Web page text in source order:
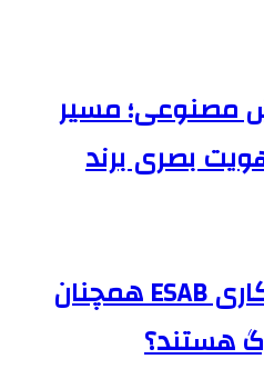
مصنوعی؛ مسیر
بصری برند
چرا محصولات جوشکاری ESAB همچنان
هستند؟